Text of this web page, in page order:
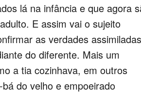
lá na infância e que agora
E assim vai o sujeito
as verdades assimiladas
do diferente. Mais um
a tia cozinhava, em outros
do velho e empoeirado